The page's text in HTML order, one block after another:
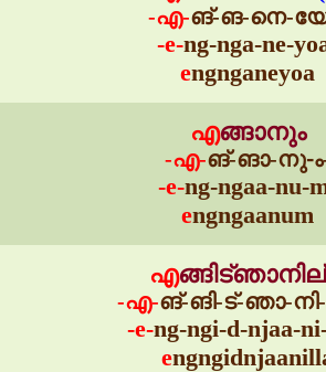
-എ-ങ്-ങ-നെ-
-e-ng-nga-ne-
engnganeyoa
എങ്ങാനും
-എ-ങ്-ങാ-നു-
-e-ng-ngaa-nu-
engngaanum
എ
-എ-ങ്-ങി-ട്-ഞാ-
-e-ng-ngi-d-njaa-
e